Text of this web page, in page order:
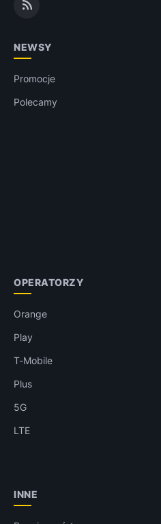
NEWSY
Promocje
Polecamy
OPERATORZY
Orange
Play
T-Mobile
Plus
5G
LTE
INNE